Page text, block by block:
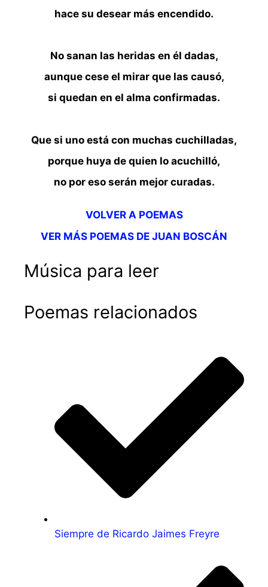
hace su desear más encendido.
No sanan las heridas en él dadas,
aunque cese el mirar que las causó,
si quedan en el alma confirmadas.
Que si uno está con muchas cuchilladas,
porque huya de quien lo acuchilló,
no por eso serán mejor curadas.
VOLVER A POEMAS
VER MÁS POEMAS DE JUAN BOSCÁN
Música para leer
Poemas relacionados
Siempre de Ricardo Jaimes Freyre